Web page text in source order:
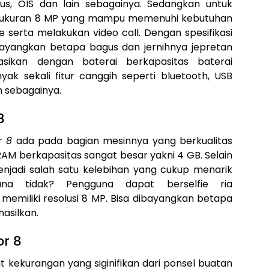
OIS dan lain sebagainya. Sedangkan untuk
8 MP yang mampu memenuhi kebutuhan
serta melakukan video call. Dengan spesifikasi
betapa bagus dan jernihnya jepretan
dengan baterai berkapasitas baterai
sekali fitur canggih seperti bluetooth, USB
sebagainya.
8 ada pada bagian mesinnya yang berkualitas
berkapasitas sangat besar yakni 4 GB. Selain
salah satu kelebihan yang cukup menarik
tidak? Pengguna dapat berselfie ria
resolusi 8 MP. Bisa dibayangkan betapa
8
kekurangan yang siginifikan dari ponsel buatan